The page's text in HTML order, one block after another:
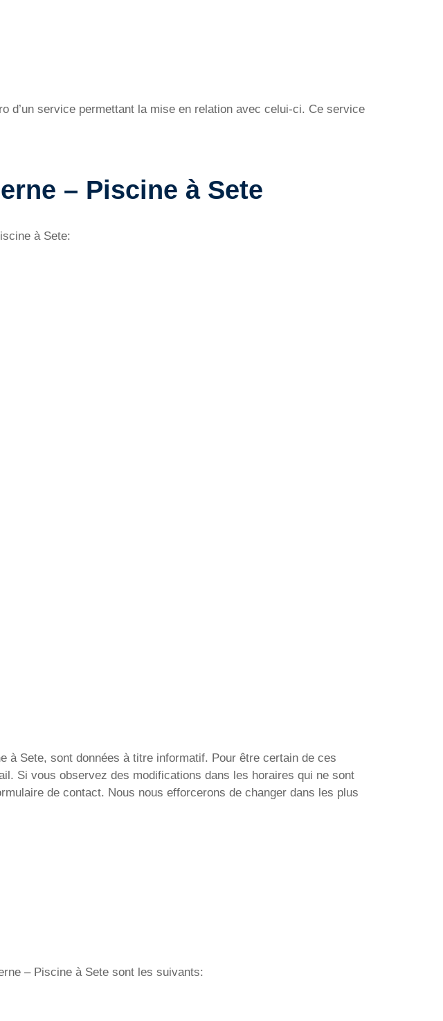
d’un service permettant la mise en relation avec celui-ci. Ce service
– Piscine à Sete
à Sete:
à Sete, sont données à titre informatif. Pour être certain de ces
Si vous observez des modifications dans les horaires qui ne sont
de contact. Nous nous efforcerons de changer dans les plus
– Piscine à Sete sont les suivants: